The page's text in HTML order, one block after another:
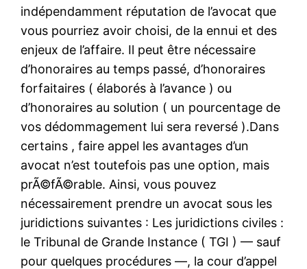
indépendamment réputation de l’avocat que
vous pourriez avoir choisi, de la ennui et des
enjeux de l’affaire. Il peut être nécessaire
d’honoraires au temps passé, d’honoraires
forfaitaires ( élaborés à l’avance ) ou
d’honoraires au solution ( un pourcentage de
vos dédommagement lui sera reversé ).Dans
certains , faire appel les avantages d’un
avocat n’est toutefois pas une option, mais
prÃ©fÃ©rable. Ainsi, vous pouvez
nécessairement prendre un avocat sous les
juridictions suivantes : Les juridictions civiles :
le Tribunal de Grande Instance ( TGI ) — sauf
pour quelques procédures —, la cour d’appel